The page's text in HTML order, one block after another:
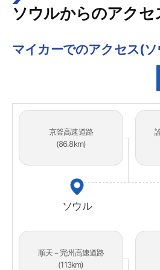
ソウルからのアクセ
マイカーでのアクセス(
ソウル
京釜高速道路
(86.8km)
順天－完州高速道路
(113km)